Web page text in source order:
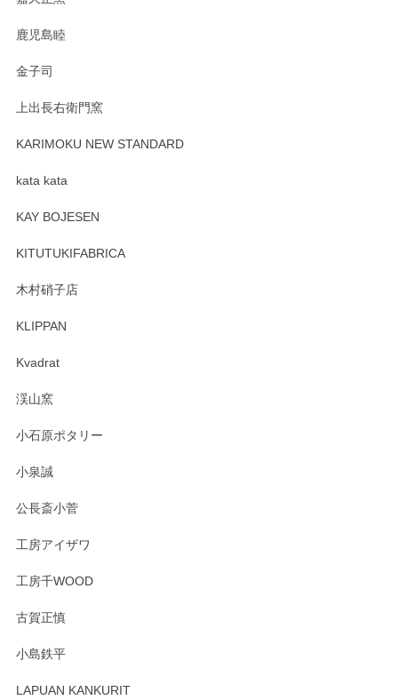
鹿児島睦
金子司
上出長右衛門窯
KARIMOKU NEW STANDARD
kata kata
KAY BOJESEN
KITUTUKIFABRICA
木村硝子店
KLIPPAN
Kvadrat
渓山窯
小石原ポタリー
小泉誠
公長斎小菅
工房アイザワ
工房千WOOD
古賀正慎
小島鉄平
LAPUAN KANKURIT